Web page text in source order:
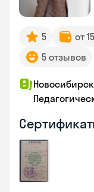
5 от
5 отзывов